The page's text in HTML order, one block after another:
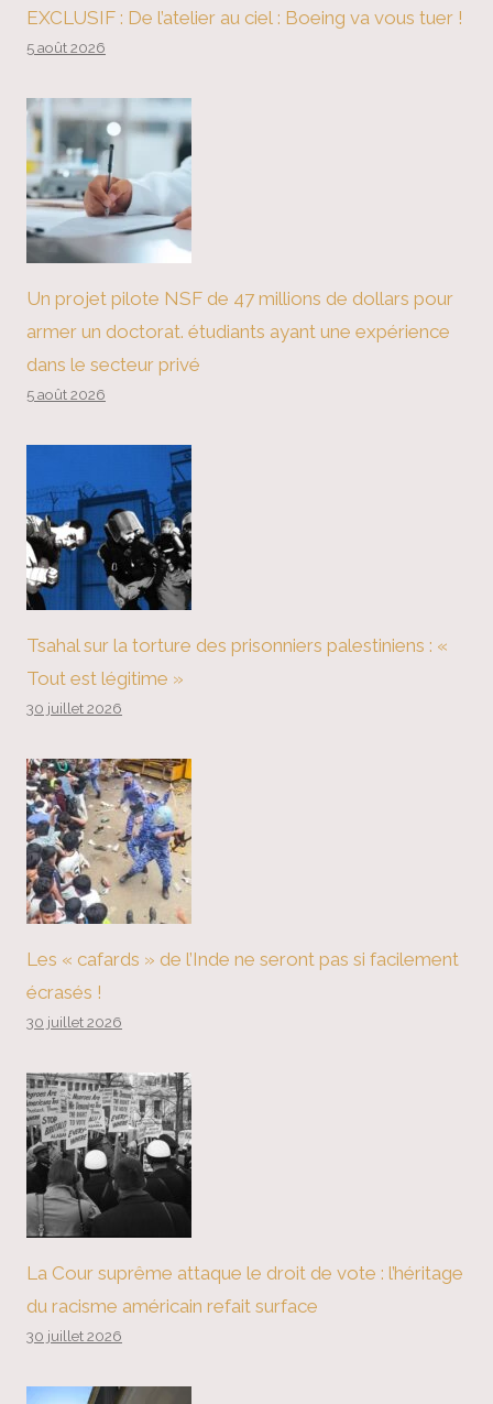
EXCLUSIF : De l’atelier au ciel : Boeing va vous tuer !
5 août 2026
Un projet pilote NSF de 47 millions de dollars pour
armer un doctorat. étudiants ayant une expérience
dans le secteur privé
5 août 2026
Tsahal sur la torture des prisonniers palestiniens : «
Tout est légitime »
30 juillet 2026
Les « cafards » de l’Inde ne seront pas si facilement
écrasés !
30 juillet 2026
La Cour suprême attaque le droit de vote : l’héritage
du racisme américain refait surface
30 juillet 2026